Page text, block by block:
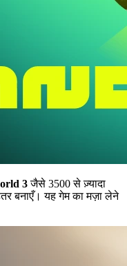
3जैसे 3500 से ज़्यादा
बनाएँ। यह गेम का मज़ा लेने